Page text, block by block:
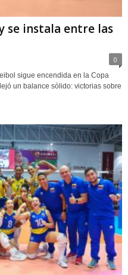
se instala entre las
0
sigue encendida en la Copa
un balance sólido: victorias sobre